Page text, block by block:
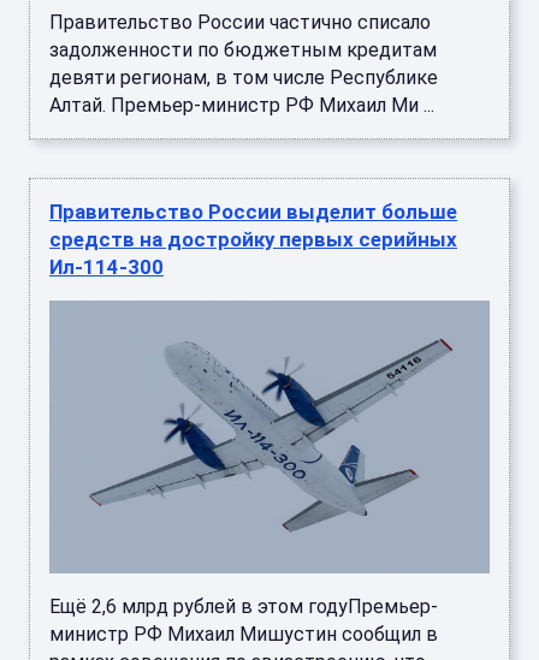
девяти регионам, в том числе Республике
Алтай. Премьер-министр РФ Михаил Ми ...
средств на достройку первых серийных
Ил-114-300
рамках совещания по авиастроению, что
правительство направит ещё млрд руб ...